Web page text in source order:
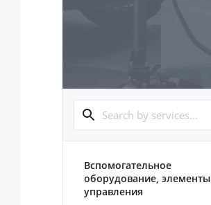
Вспомогательное
оборудование, элементы
управления